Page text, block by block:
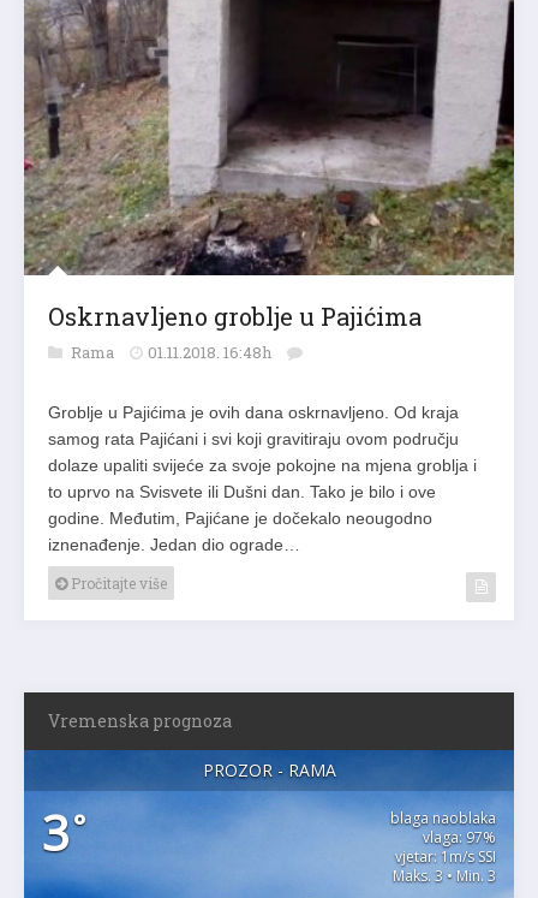
Oskrnavljeno groblje u Pajićima
Rama 01.11.2018. 16:48h
Groblje u Pajićima je ovih dana oskrnavljeno. Od kraja
samog rata Pajićani i svi koji gravitiraju ovom području
dolaze upaliti svijeće za svoje pokojne na mjena groblja i
to uprvo na Svisvete ili Dušni dan. Tako je bilo i ove
godine. Međutim, Pajićane je dočekalo neougodno
iznenađenje. Jedan dio ograde…
Pročitajte više
Vremenska prognoza
PROZOR - RAMA
3°
blaga naoblaka
vlaga: 97%
vjetar: 1m/s SSI
Maks. 3 • Min. 3